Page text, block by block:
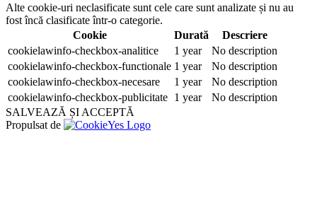
Alte cookie-uri neclasificate sunt cele care sunt analizate și nu au
fost încă clasificate într-o categorie.
Cookie
Durată
Descriere
cookielawinfo-checkbox-analitice
1 year
No description
cookielawinfo-checkbox-functionale 1 year
No description
cookielawinfo-checkbox-necesare
1 year
No description
cookielawinfo-checkbox-publicitate 1 year
No description
SALVEAZĂ ȘI ACCEPTĂ
Propulsat de